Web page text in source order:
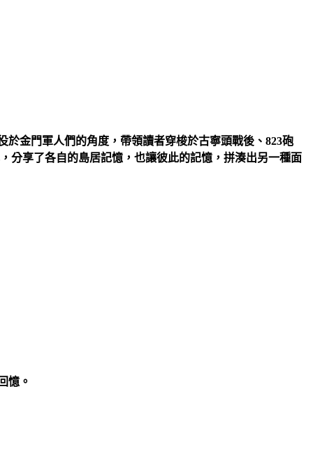
於金門軍人們的角度，帶領讀者穿梭於古寧頭戰後、823砲
分享了各自的島居記憶，也讓彼此的記憶，拼湊出另一種面
憶。